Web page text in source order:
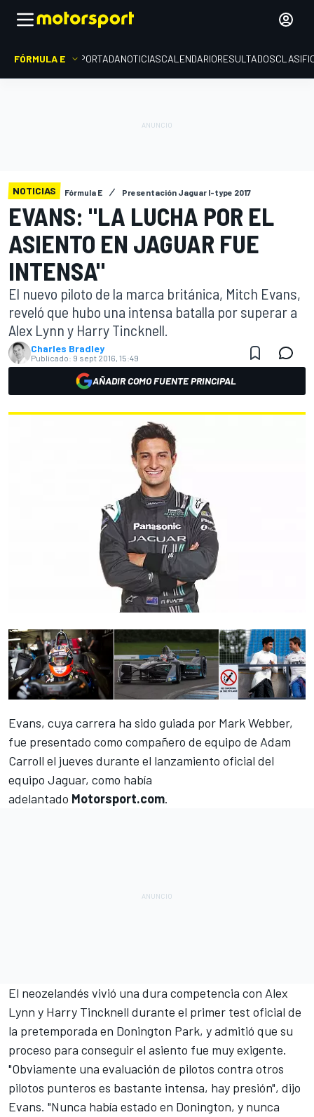
FÓRMULA E PORTADANOTICIASCALENDARIORESULTADOS
NOTICIAS Fórmula E Presentación Jaguar I-type 2017
EVANS: "LA LUCHA POR EL
ASIENTO EN JAGUAR FUE
INTENSA"
El nuevo piloto de la marca británica, Mitch Evans,
reveló que hubo una intensa batalla por superar a
Alex Lynn y Harry Tincknell.
Charles Bradley
Publicado: 9 sept 2016, 15:49
AÑADIR COMO FUENTE PRINCIPAL
Evans, cuya carrera ha sido guiada por Mark Webber,
fue presentado como compañero de equipo de Adam
Carroll el jueves durante el lanzamiento oficial del
equipo Jaguar, como había
adelantado Motorsport.com.
El neozelandés vivió una dura competencia con Alex
Lynn y Harry Tincknell durante el primer test oficial de
la pretemporada en Donington Park, y admitió que su
proceso para conseguir el asiento fue muy exigente.
"Obviamente una evaluación de pilotos contra otros
pilotos punteros es bastante intensa, hay presión", dijo
Evans. "Nunca había estado en Donington, y nunca